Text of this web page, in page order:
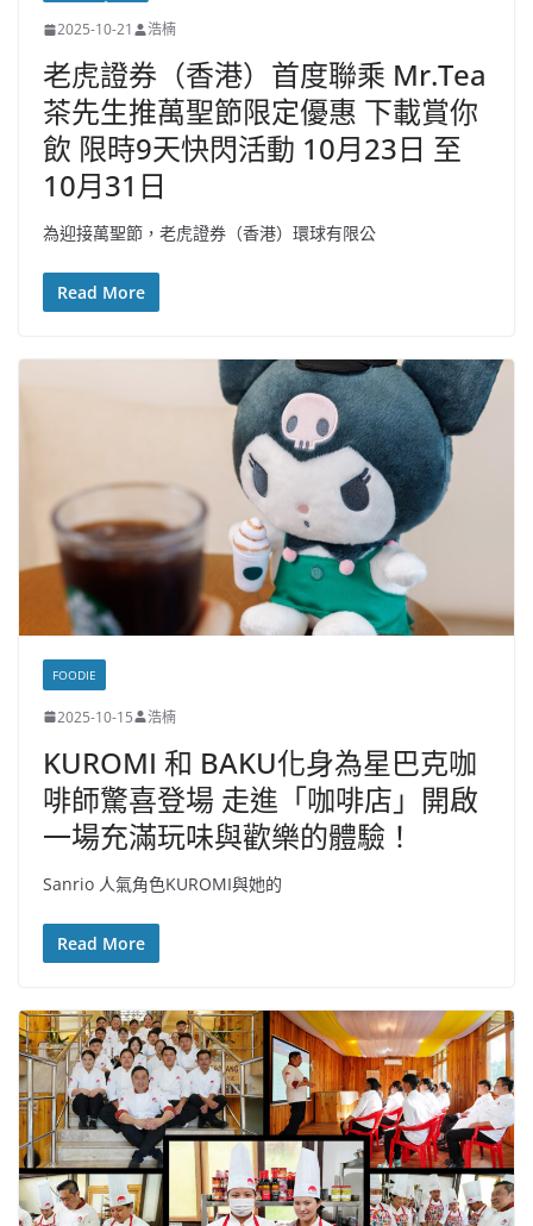
2025-10-21 浩楠
老虎證券（香港）首度聯乘 Mr.Tea
茶先生推萬聖節限定優惠 下載賞你
飲 限時9天快閃活動 10月23日 至
10月31日
為迎接萬聖節，老虎證券（香港）環球有限公
Read More
FOODIE
2025-10-15 浩楠
KUROMI 和 BAKU化身為星巴克咖
啡師驚喜登場 走進「咖啡店」開啟
一場充滿玩味與歡樂的體驗！
Sanrio 人氣角色KUROMI與她的
Read More